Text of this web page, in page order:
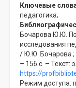
Ключевые
педагогика;
Бочарова Ю.Ю.
исследования
/ Ю.Ю. Бочарова ;
– 156 с. – Текст:
https://
Режим доступа: